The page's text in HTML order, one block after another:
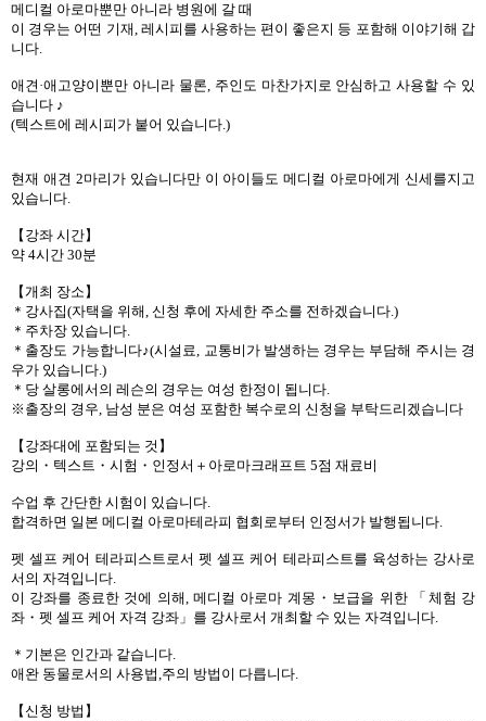
메디컬 아로마뿐만 아니라 병원에 갈 때
이 경우는 어떤 기재, 레시피를 사용하는 편이 좋은지 등 포함해 이야기해 갑
니다.
애견·애고양이뿐만 아니라 물론, 주인도 마찬가지로 안심하고 사용할 수 있
습니다 ♪
(텍스트에 레시피가 붙어 있습니다.)
현재 애견 2마리가 있습니다만 이 아이들도 메디컬 아로마에게 신세를지고
있습니다.
【강좌 시간】
약 4시간 30분
【개최 장소】
＊강사집(자택을 위해, 신청 후에 자세한 주소를 전하겠습니다.)
＊주차장 있습니다.
＊출장도 가능합니다♪(시설료, 교통비가 발생하는 경우는 부담해 주시는 경
우가 있습니다.)
＊당 살롱에서의 레슨의 경우는 여성 한정이 됩니다.
※출장의 경우, 남성 분은 여성 포함한 복수로의 신청을 부탁드리겠습니다
【강좌대에 포함되는 것】
강의・텍스트・시험・인정서＋아로마크래프트 5점 재료비
수업 후 간단한 시험이 있습니다.
합격하면 일본 메디컬 아로마테라피 협회로부터 인정서가 발행됩니다.
펫 셀프 케어 테라피스트로서 펫 셀프 케어 테라피스트를 육성하는 강사로
서의 자격입니다.
이 강좌를 종료한 것에 의해, 메디컬 아로마 계몽・보급을 위한 「체험 강
좌・펫 셀프 케어 자격 강좌」를 강사로서 개최할 수 있는 자격입니다.
＊기본은 인간과 같습니다.
애완 동물로서의 사용법,주의 방법이 다릅니다.
【신청 방법】